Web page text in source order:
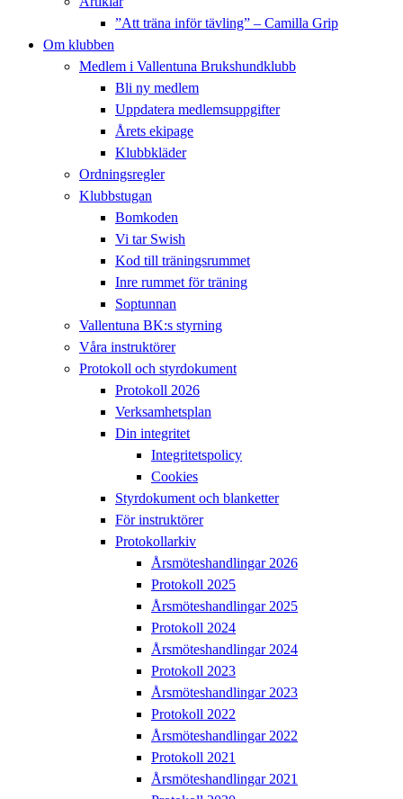
”Att träna inför tävling” – Camilla Grip
Om klubben
Medlem i Vallentuna Brukshundklubb
Bli ny medlem
Uppdatera medlemsuppgifter
Årets ekipage
Klubbkläder
Ordningsregler
Klubbstugan
Bomkoden
Vi tar Swish
Kod till träningsrummet
Inre rummet för träning
Soptunnan
Vallentuna BK:s styrning
Våra instruktörer
Protokoll och styrdokument
Protokoll 2026
Verksamhetsplan
Din integritet
Integritetspolicy
Cookies
Styrdokument och blanketter
För instruktörer
Protokollarkiv
Årsmöteshandlingar 2026
Protokoll 2025
Årsmöteshandlingar 2025
Protokoll 2024
Årsmöteshandlingar 2024
Protokoll 2023
Årsmöteshandlingar 2023
Protokoll 2022
Årsmöteshandlingar 2022
Protokoll 2021
Årsmöteshandlingar 2021